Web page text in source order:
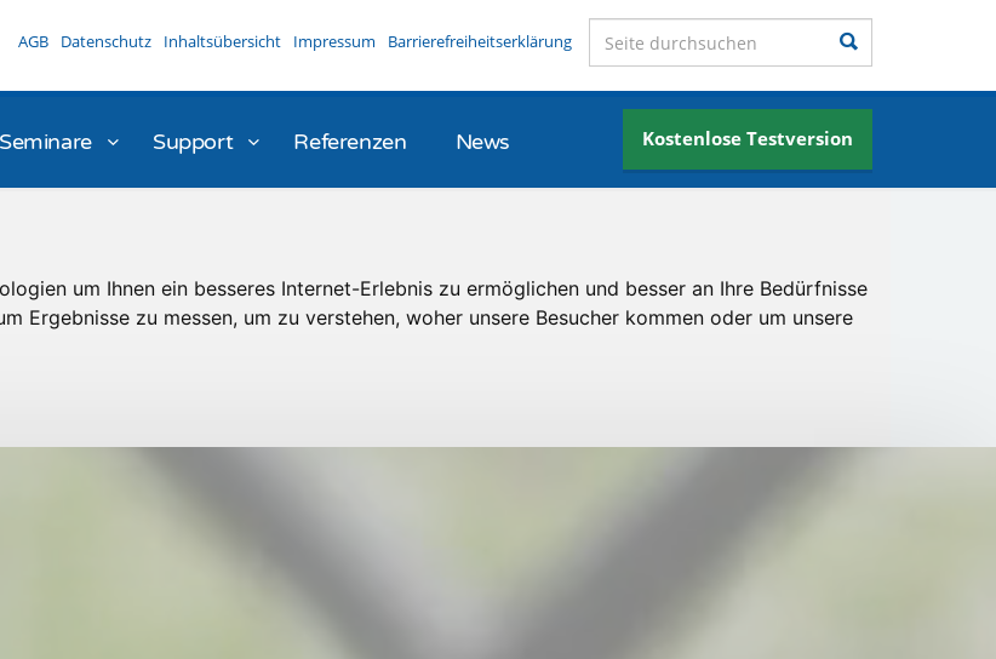
um Ihnen ein besseres Internet-Erlebnis zu ermöglichen und besser an Ihre Bedürfnisse
Ergebnisse zu messen, um zu verstehen, woher unsere Besucher kommen oder um unsere
Kostenlose Testversion
Seminare Support Referenzen News
Suchen
AGB Datenschutz Inhaltsübersicht Impressum Barrierefreiheitserklärung